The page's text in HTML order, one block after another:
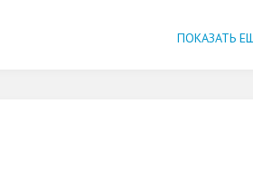
нужные магазины в одномПОКАЗАТЬ